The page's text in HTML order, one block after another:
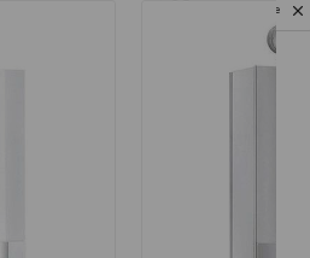
Privacy notice